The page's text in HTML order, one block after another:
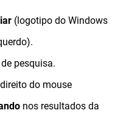
(logotipo do Windows
pesquisa.
do mouse
nos resultados da